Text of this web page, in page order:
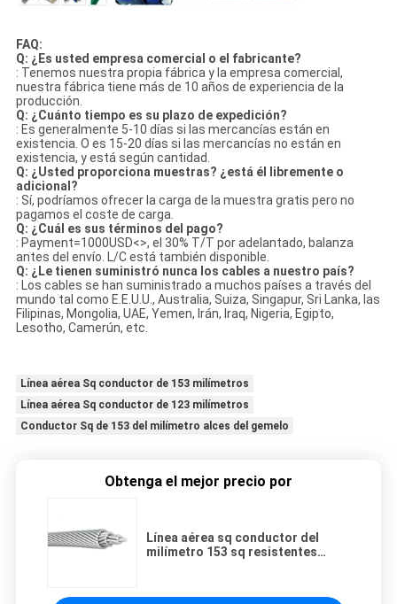
FAQ:
Q: ¿Es usted empresa comercial o el fabricante?
: Tenemos nuestra propia fábrica y la empresa comercial,
nuestra fábrica tiene más de 10 años de experiencia de la
producción.
Q: ¿Cuánto tiempo es su plazo de expedición?
: Es generalmente 5-10 días si las mercancías están en
existencia. O es 15-20 días si las mercancías no están en
existencia, y está según cantidad.
Q: ¿Usted proporciona muestras? ¿está él libremente o
adicional?
: Sí, podríamos ofrecer la carga de la muestra gratis pero no
pagamos el coste de carga.
Q: ¿Cuál es sus términos del pago?
: Payment=1000USD<>, el 30% T/T por adelantado, balanza
antes del envío. L/C está también disponible.
Q: ¿Le tienen suministró nunca los cables a nuestro país?
: Los cables se han suministrado a muchos países a través del
mundo tal como E.E.U.U., Australia, Suiza, Singapur, Sri Lanka, las
Filipinas, Mongolia, UAE, Yemen, Irán, Iraq, Nigeria, Egipto,
Lesotho, Camerún, etc.
Línea aérea Sq conductor de 153 milímetros
Línea aérea Sq conductor de 123 milímetros
Conductor Sq de 153 del milímetro alces del gemelo
Obtenga el mejor precio por
Línea aérea sq conductor del
milímetro 153 sq resistentes